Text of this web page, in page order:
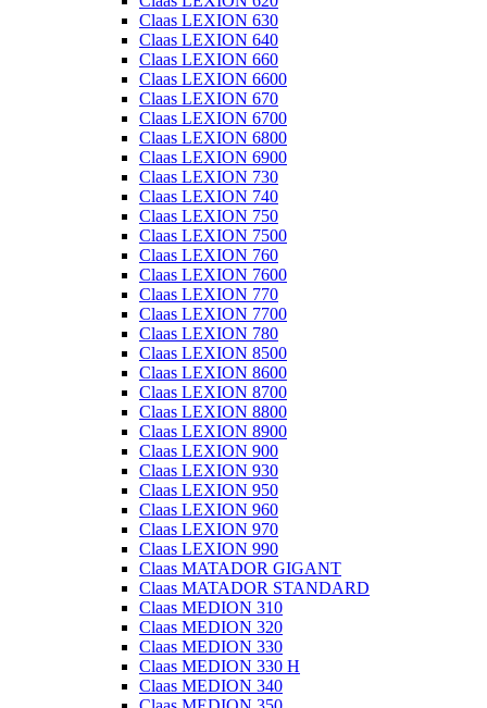
Claas LEXION 630
Claas LEXION 640
Claas LEXION 660
Claas LEXION 6600
Claas LEXION 670
Claas LEXION 6700
Claas LEXION 6800
Claas LEXION 6900
Claas LEXION 730
Claas LEXION 740
Claas LEXION 750
Claas LEXION 7500
Claas LEXION 760
Claas LEXION 7600
Claas LEXION 770
Claas LEXION 7700
Claas LEXION 780
Claas LEXION 8500
Claas LEXION 8600
Claas LEXION 8700
Claas LEXION 8800
Claas LEXION 8900
Claas LEXION 900
Claas LEXION 930
Claas LEXION 950
Claas LEXION 960
Claas LEXION 970
Claas LEXION 990
Claas MATADOR GIGANT
Claas MATADOR STANDARD
Claas MEDION 310
Claas MEDION 320
Claas MEDION 330
Claas MEDION 330 H
Claas MEDION 340